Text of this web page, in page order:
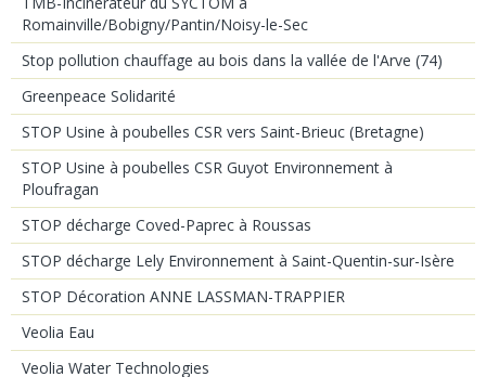
Romainville/Bobigny/Pantin/Noisy-le-Sec
Stop pollution chauffage au bois dans la vallée de l'Arve (74)
Greenpeace Solidarité
STOP Usine à poubelles CSR vers Saint-Brieuc (Bretagne)
STOP Usine à poubelles CSR Guyot Environnement à
Ploufragan
STOP décharge Coved-Paprec à Roussas
STOP décharge Lely Environnement à Saint-Quentin-sur-Isère
STOP Décoration ANNE LASSMAN-TRAPPIER
Veolia Eau
Veolia Water Technologies